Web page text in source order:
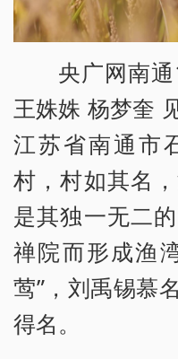
央广网南
王姝姝 杨梦奎
江苏省南通市
村，村如其名
是其独一无二
禅院而形成渔
莺”，刘禹锡慕
得名。